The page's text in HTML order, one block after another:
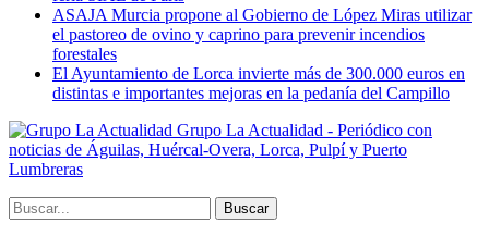
ASAJA Murcia propone al Gobierno de López Miras utilizar
el pastoreo de ovino y caprino para prevenir incendios
forestales
El Ayuntamiento de Lorca invierte más de 300.000 euros en
distintas e importantes mejoras en la pedanía del Campillo
Grupo La Actualidad - Periódico con
noticias de Águilas, Huércal-Overa, Lorca, Pulpí y Puerto
Lumbreras